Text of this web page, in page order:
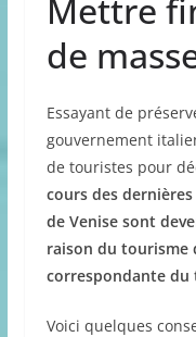
Mettre
de
Essayant de
gouvernement
de touristes pour
cours des
de Venise sont
raison du tourisme
correspondante du
Voici quelques